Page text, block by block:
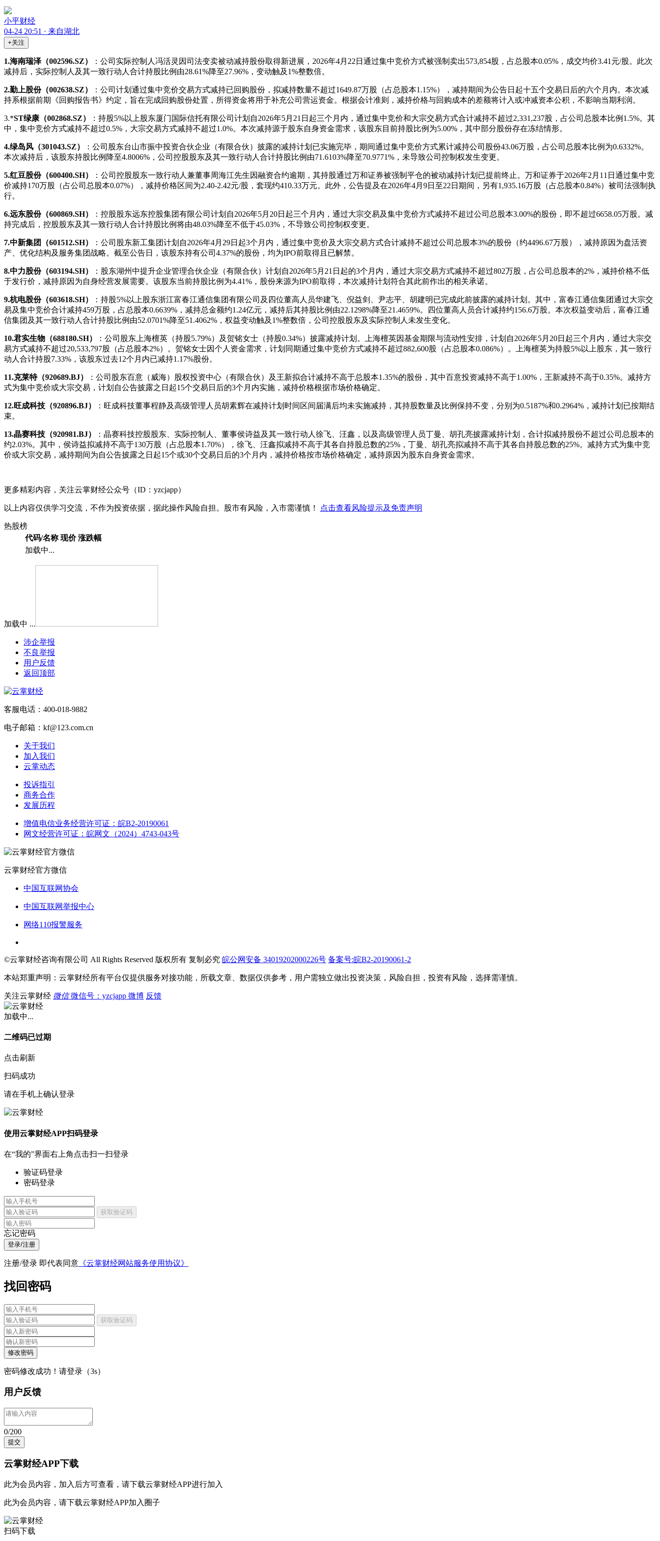
小平财经
04-24 20:51 · 来自湖北
+关注
1.海南瑞泽（002596.SZ）
：公司实际控制人冯活灵因司法变卖被动减持股份取得新进展，2026年4月22日通过集中竞价方式被强制卖出573,854股，占总股本0.05%，成交均价3.41元/股。此次
减持后，实际控制人及其一致行动人合计持股比例由28.61%降至27.96%，变动触及1%整数倍。
2.勤上股份（002638.SZ）
：公司计划通过集中竞价交易方式减持已回购股份，拟减持数量不超过1649.87万股（占总股本1.15%），减持期间为公告日起十五个交易日后的六个月内。本次减
持系根据前期《回购报告书》约定，旨在完成回购股份处置，所得资金将用于补充公司营运资金。根据会计准则，减持价格与回购成本的差额将计入或冲减资本公积，不影响当期利润。
3.*ST绿康（002868.SZ）
：持股5%以上股东厦门国际信托有限公司计划自2026年5月21日起三个月内，通过集中竞价和大宗交易方式合计减持不超过2,331,237股，占公司总股本比例1.5%。其
中，集中竞价方式减持不超过0.5%，大宗交易方式减持不超过1.0%。本次减持源于股东自身资金需求，该股东目前持股比例为5.00%，其中部分股份存在冻结情形。
4.绿岛风（301043.SZ）
：公司股东台山市振中投资合伙企业（有限合伙）披露的减持计划已实施完毕，期间通过集中竞价方式累计减持公司股份43.06万股，占公司总股本比例为0.6332%。
本次减持后，该股东持股比例降至4.8006%，公司控股股东及其一致行动人合计持股比例由71.6103%降至70.9771%，未导致公司控制权发生变更。
5.红豆股份（600400.SH）
：公司控股股东一致行动人兼董事周海江先生因融资合约逾期，其持股通过万和证券被强制平仓的被动减持计划已提前终止。万和证券于2026年2月11日通过集中竞
价减持170万股（占公司总股本0.07%），减持价格区间为2.40-2.42元/股，套现约410.33万元。此外，公告提及在2026年4月9日至22日期间，另有1,935.16万股（占总股本0.84%）被司法强制执
行。
6.远东股份（600869.SH）
：控股股东远东控股集团有限公司计划自2026年5月20日起三个月内，通过大宗交易及集中竞价方式减持不超过公司总股本3.00%的股份，即不超过6658.05万股。减
持完成后，控股股东及其一致行动人合计持股比例将由48.03%降至不低于45.03%，不导致公司控制权变更。
7.中新集团（601512.SH）
：公司股东新工集团计划自2026年4月29日起3个月内，通过集中竞价及大宗交易方式合计减持不超过公司总股本3%的股份（约4496.67万股），减持原因为盘活资
产、优化结构及服务集团战略。截至公告日，该股东持有公司4.37%的股份，均为IPO前取得且已解禁。
8.中力股份（603194.SH）
：股东湖州中提升企业管理合伙企业（有限合伙）计划自2026年5月21日起的3个月内，通过大宗交易方式减持不超过802万股，占公司总股本的2%，减持价格不低
于发行价，减持原因为自身经营发展需要。该股东当前持股比例为4.41%，股份来源为IPO前取得，本次减持计划符合其此前作出的相关承诺。
9.杭电股份（603618.SH）
：持股5%以上股东浙江富春江通信集团有限公司及四位董高人员华建飞、倪益剑、尹志平、胡建明已完成此前披露的减持计划。其中，富春江通信集团通过大宗交
易及集中竞价合计减持459万股，占总股本0.6639%，减持总金额约1.24亿元，减持后其持股比例由22.1298%降至21.4659%。四位董高人员合计减持约156.6万股。本次权益变动后，富春江通
信集团及其一致行动人合计持股比例由52.0701%降至51.4062%，权益变动触及1%整数倍，公司控股股东及实际控制人未发生变化。
10.君实生物（688180.SH）
：公司股东上海檀英（持股5.79%）及贺铭女士（持股0.34%）披露减持计划。上海檀英因基金期限与流动性安排，计划自2026年5月20日起三个月内，通过大宗交
易方式减持不超过20,533,797股（占总股本2%）。贺铭女士因个人资金需求，计划同期通过集中竞价方式减持不超过882,600股（占总股本0.086%）。上海檀英为持股5%以上股东，其一致行
动人合计持股7.33%，该股东过去12个月内已减持1.17%股份。
11.克莱特（920689.BJ）
：公司股东百意（威海）股权投资中心（有限合伙）及王新拟合计减持不高于总股本1.35%的股份，其中百意投资减持不高于1.00%，王新减持不高于0.35%。减持方
式为集中竞价或大宗交易，计划自公告披露之日起15个交易日后的3个月内实施，减持价格根据市场价格确定。
12.旺成科技（920896.BJ）
：旺成科技董事程静及高级管理人员胡素辉在减持计划时间区间届满后均未实施减持，其持股数量及比例保持不变，分别为0.5187%和0.2964%，减持计划已按期结
束。
13.晶赛科技（920981.BJ）
：晶赛科技控股股东、实际控制人、董事侯诗益及其一致行动人徐飞、汪鑫，以及高级管理人员丁曼、胡孔亮披露减持计划，合计拟减持股份不超过公司总股本的
约2.03%。其中，侯诗益拟减持不高于130万股（占总股本1.70%），徐飞、汪鑫拟减持不高于其各自持股总数的25%，丁曼、胡孔亮拟减持不高于其各自持股总数的25%。减持方式为集中竞
价或大宗交易，减持期间为自公告披露之日起15个或30个交易日后的3个月内，减持价格按市场价格确定，减持原因为股东自身资金需求。
更多精彩内容，关注云掌财经公众号（ID：yzcjapp）
以上内容仅供学习交流，不作为投资依据，据此操作风险自担。股市有风险，入市需谨慎！ 点击查看风险提示及免责声明
热股榜
代码/名称 现价 涨跌幅
加载中...
加载中 ...
涉企举报
不良举报
用户反馈
返回顶部
客服电话：400-018-9882
电子邮箱：kf@123.com.cn
关于我们
加入我们
云掌动态
投诉指引
商务合作
发展历程
增值电信业务经营许可证：皖B2-20190061
网文经营许可证：皖网文（2024）4743-043号
云掌财经官方微信
中国互联网协会
中国互联网举报中心
网络110报警服务
©云掌财经咨询有限公司 All Rights Reserved 版权所有 复制必究 皖公网安备 34019202000226号 备案号:皖B2-20190061-2
本站郑重声明：云掌财经所有平台仅提供服务对接功能，所载文章、数据仅供参考，用户需独立做出投资决策，风险自担，投资有风险，选择需谨慎。
关注云掌财经 微信 微信号：yzcjapp 微博 反馈
加载中...
二维码已过期
点击刷新
扫码成功
请在手机上确认登录
使用云掌财经APP扫码登录
在“我的”界面右上角点击扫一扫登录
验证码登录
密码登录
获取验证码
忘记密码
登录/注册
注册/登录 即代表同意 《云掌财经网站服务使用协议》
找回密码
获取验证码
修改密码
密码修改成功！请登录（3s）
用户反馈
0/200
提交
云掌财经APP下载
此为会员内容，加入后方可查看，请下载云掌财经APP进行加入
此为会员内容，请下载云掌财经APP加入圈子
扫码下载